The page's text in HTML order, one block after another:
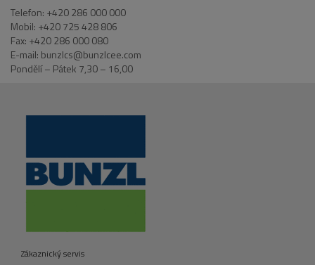
Telefon: +420 286 000 000
Mobil: +420 725 428 806
Fax: +420 286 000 080
E-mail: bunzlcs@bunzlcee.com
Pondělí – Pátek 7,30 – 16,00
Zákaznický servis